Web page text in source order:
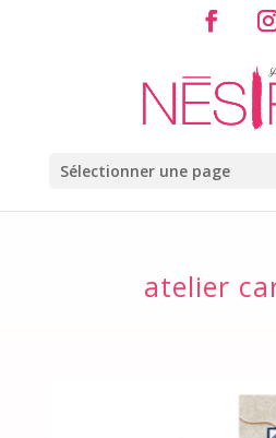
Sélectionner une page
atelier